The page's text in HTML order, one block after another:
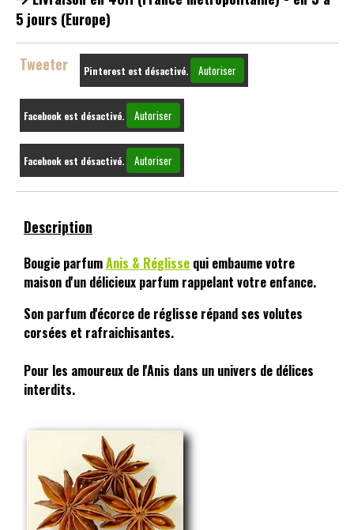
5 jours (Europe)
Tweeter Pinterest est désactivé. Autoriser
Facebook est désactivé. Autoriser
Facebook est désactivé. Autoriser
Description
Bougie parfumAnis & Réglisse qui embaume votre
maison d'un délicieux parfum rappelant votre enfance.
Son parfum d'écorce de réglisse répand ses volutes
corsées et rafraichisantes.
Pour les amoureux de l'Anis dans un univers de délices
interdits.